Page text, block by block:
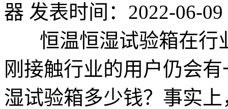
器 发表时间：2022-06-09
恒温恒湿试验箱在行
刚接触行业的用户仍会
湿试验箱多少钱？事实